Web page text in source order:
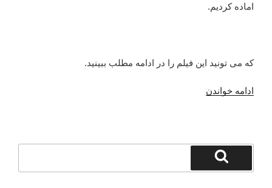
اماده کردیم.
که می تونید این فیلم را در ادامه مطلب ببینید.
ادامه خواندن
مرادی
جستجو
جستجو